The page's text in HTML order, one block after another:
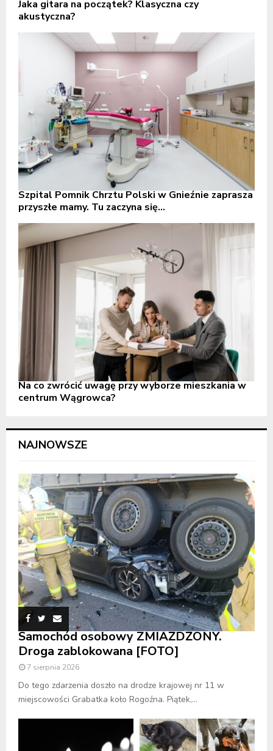
Jaka gitara na początek? Klasyczna czy
akustyczna?
Szpital Pomnik Chrztu Polski w Gnieźnie zaprasza
przyszłe mamy. Tu zaczyna się...
Na co zwrócić uwagę przy wyborze mieszkania w
centrum Wągrowca?
NAJNOWSZE
Samochód osobowy ZMIAŻDŻONY.
Droga zablokowana [FOTO]
7 sierpnia 2026
Do tego zdarzenia doszło na drodze krajowej nr 11 w
miejscowości Grabatka koło Rogoźna. Piątek,...